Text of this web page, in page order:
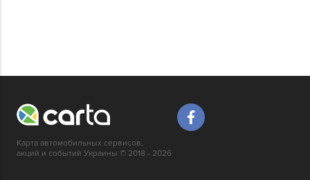
Карта автомобильных сервисов,
акций и событий Украины © 2018 - 2026